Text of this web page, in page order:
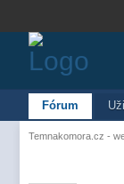
Fórum
Temnakomora.cz -